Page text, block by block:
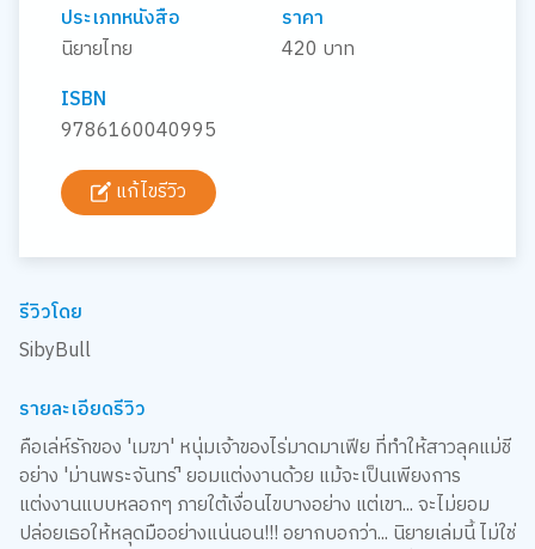
ประเภทหนังสือ
นิยายไทย
ราคา
420 บาท
ISBN
9786160040995
แก้ไขรีวิว
รีวิวโดย
SibyBull
รายละเอียดรีวิว
คือเล่ห์รักของ 'เมฆา' หนุ่มเจ้าของไร่มาดมาเฟีย ที่ทำให้สาวลุคแม่ชี
อย่าง 'ม่านพระจันทร์' ยอมแต่งงานด้วย แม้จะเป็นเพียงการ
แต่งงานแบบหลอกๆ ภายใต้เงื่อนไขบางอย่าง แต่เขา... จะไม่ยอม
ปล่อยเธอให้หลุดมืออย่างแน่นอน!!! อยากบอกว่า... นิยายเล่มนี้ ไม่ใช่